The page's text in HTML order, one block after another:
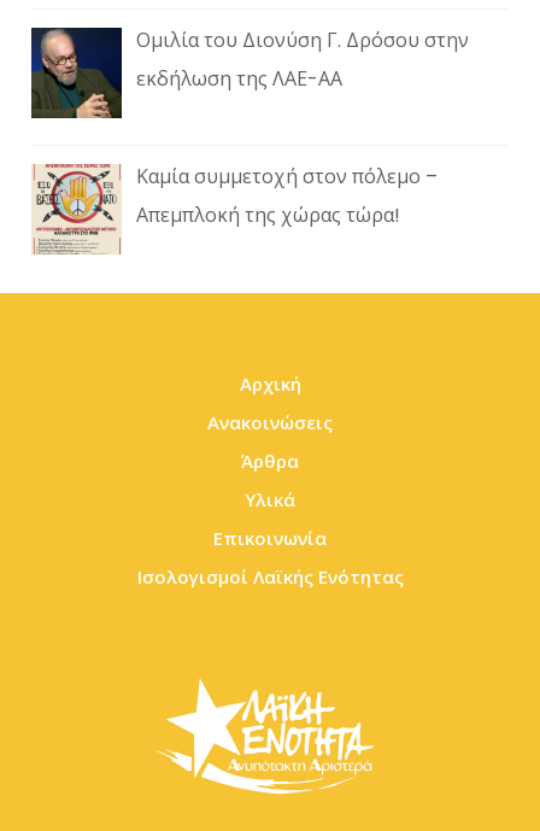
Ομιλία του Διονύση Γ. Δρόσου στην
εκδήλωση της ΛΑΕ-ΑΑ
Καμία συμμετοχή στον πόλεμο –
Απεμπλοκή της χώρας τώρα!
Αρχική
Ανακοινώσεις
Άρθρα
Υλικά
Επικοινωνία
Ισολογισμοί Λαϊκής Ενότητας